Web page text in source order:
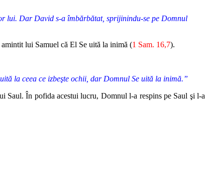
lui. Dar David s-a îmbărbătat, sprijinindu-se pe Domnul
lui Samuel că El Se uită la inimă (1 Sam. 16,7).
la ceea ce izbeşte ochii, dar Domnul Se uită la inimă.”
Saul. În pofida acestui lucru, Domnul l-a respins pe Saul şi l-a